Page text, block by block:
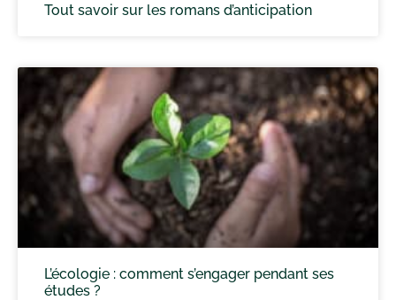
Tout savoir sur les romans d’anticipation
L’écologie : comment s’engager pendant ses
études ?